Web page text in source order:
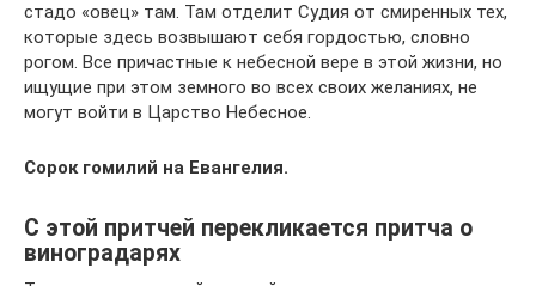
стадо «овец» там. Там отделит Судия от смиренных тех,
которые здесь возвышают себя гордостью, словно
рогом. Все причастные к небесной вере в этой жизни, но
ищущие при этом земного во всех своих желаниях, не
могут войти в Царство Небесное.
Сорок гомилий на Евангелия.
С этой притчей перекликается притча о
виноградарях